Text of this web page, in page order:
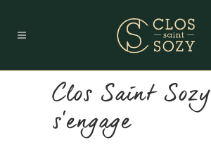
Clos Saint Sozy
s’engage